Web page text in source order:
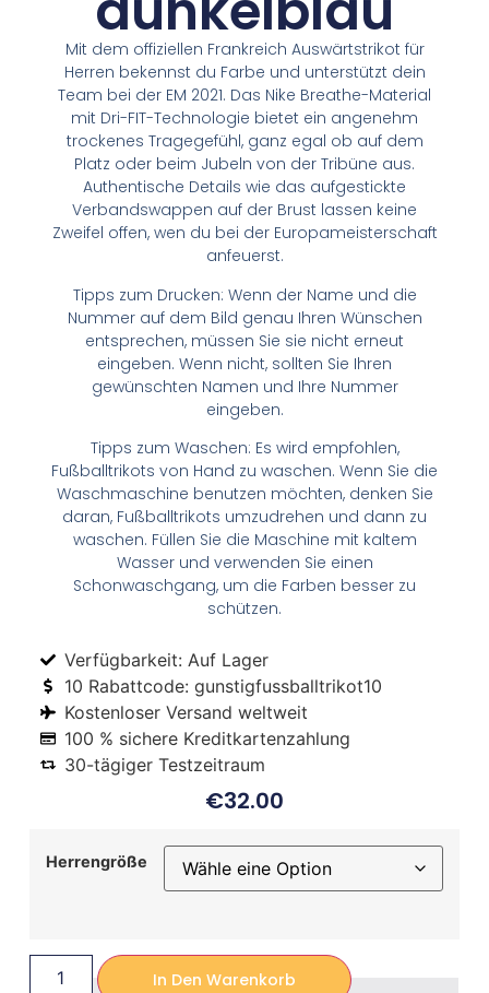
Mit dem offiziellen Frankreich Auswärtstrikot für
Herren bekennst du Farbe und unterstützt dein
Team bei der EM 2021. Das Nike Breathe-Material
mit Dri-FIT-Technologie bietet ein angenehm
trockenes Tragegefühl, ganz egal ob auf dem
Platz oder beim Jubeln von der Tribüne aus.
Authentische Details wie das aufgestickte
Verbandswappen auf der Brust lassen keine
Zweifel offen, wen du bei der Europameisterschaft
anfeuerst.
Tipps zum Drucken: Wenn der Name und die
Nummer auf dem Bild genau Ihren Wünschen
entsprechen, müssen Sie sie nicht erneut
eingeben. Wenn nicht, sollten Sie Ihren
gewünschten Namen und Ihre Nummer
eingeben.
Tipps zum Waschen: Es wird empfohlen,
Fußballtrikots von Hand zu waschen. Wenn Sie die
Waschmaschine benutzen möchten, denken Sie
daran, Fußballtrikots umzudrehen und dann zu
waschen. Füllen Sie die Maschine mit kaltem
Wasser und verwenden Sie einen
Schonwaschgang, um die Farben besser zu
schützen.
Verfügbarkeit: Auf Lager
10 Rabattcode: gunstigfussballtrikot10
Kostenloser Versand weltweit
100 % sichere Kreditkartenzahlung
30-tägiger Testzeitraum
€32.00
Herrengröße
In Den Warenkorb